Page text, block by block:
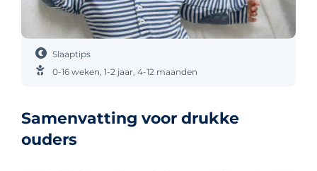
Slaaptips
0-16 weken 1-2 jaar 4-12 maanden
Samenvatting voor drukke
ouders